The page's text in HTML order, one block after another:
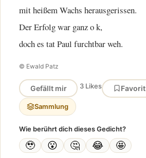
mit heißem Wachs herausgerissen.
Der Erfolg war ganz o k,
doch es tat Paul furchtbar weh.
© Ewald Patz
Gefällt mir 3 Likes Favorit
Sammlung
Wie berührt dich dieses Gedicht?
🥹 😮 🤔 😂 🤩